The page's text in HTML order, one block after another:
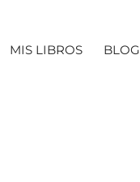
MIS LIBROS BLOG